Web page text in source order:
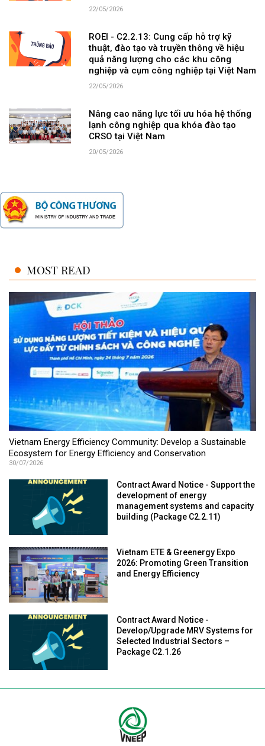
22/05/2026
ROEI - C2.2.13: Cung cấp hỗ trợ kỹ
thuật, đào tạo và truyền thông về hiệu
quả năng lượng cho các khu công
nghiệp và cụm công nghiệp tại Việt Nam
22/05/2026
Nâng cao năng lực tối ưu hóa hệ thống
lạnh công nghiệp qua khóa đào tạo
CRSO tại Việt Nam
20/05/2026
MOST READ
Vietnam Energy Efficiency Community: Develop a Sustainable
Ecosystem for Energy Efficiency and Conservation
30/07/2026
Contract Award Notice - Support the
development of energy
management systems and capacity
building (Package C2.2.11)
Vietnam ETE & Greenergy Expo
2026: Promoting Green Transition
and Energy Efficiency
Contract Award Notice -
Develop/Upgrade MRV Systems for
Selected Industrial Sectors –
Package C2.1.26